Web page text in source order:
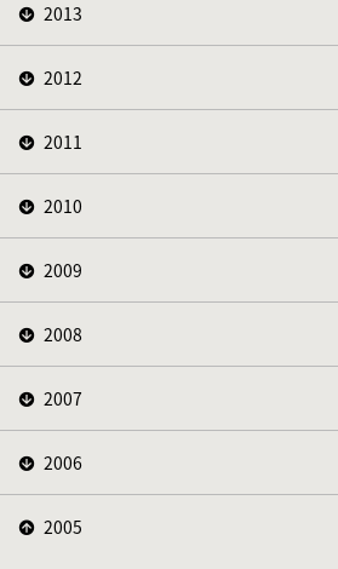
2013
2012
2011
2010
2009
2008
2007
2006
2005